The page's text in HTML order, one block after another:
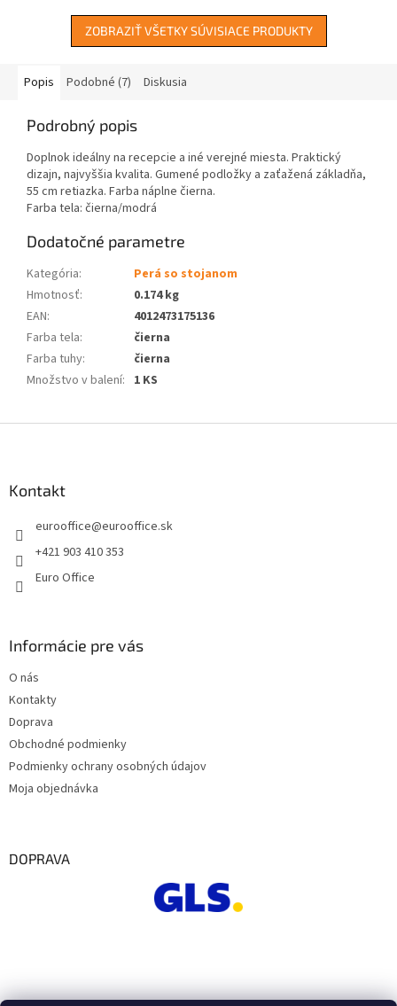
ZOBRAZIŤ VŠETKY SÚVISIACE PRODUKTY
Popis Podobné (7) Diskusia
Podrobný popis
Doplnok ideálny na recepcie a iné verejné miesta. Praktický
dizajn, najvyššia kvalita. Gumené podložky a zaťažená základňa,
55 cm retiazka. Farba náplne čierna.
Farba tela: čierna/modrá
Dodatočné parametre
Kategória:
Perá so stojanom
Hmotnosť:
0.174 kg
EAN:
4012473175136
Farba tela:
čierna
Farba tuhy:
čierna
Množstvo v balení: 1 KS
Kontakt
eurooffice@eurooffice.sk
+421 903 410 353
Euro Office
Informácie pre vás
O nás
Kontakty
Doprava
Obchodné podmienky
Podmienky ochrany osobných údajov
Moja objednávka
DOPRAVA